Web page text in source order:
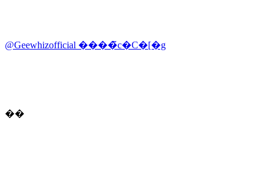
@Geewhizofficial ����̃c�C�[�g
��